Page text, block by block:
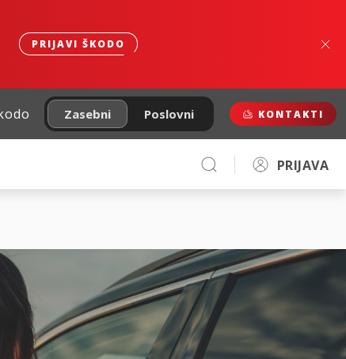
PRIJAVI ŠKODO
Zasebni Poslovni KONTAKTI
PRIJAVA